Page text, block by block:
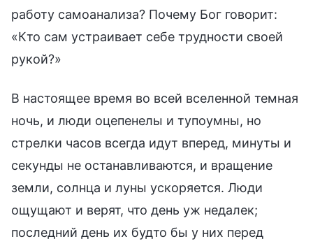
работу самоанализа? Почему Бог говорит:
«Кто сам устраивает себе трудности своей
рукой?»
В настоящее время во всей вселенной темная
ночь, и люди оцепенелы и тупоумны, но
стрелки часов всегда идут вперед, минуты и
секунды не останавливаются, и вращение
земли, солнца и луны ускоряется. Люди
ощущают и верят, что день уж недалек;
последний день их будто бы у них перед